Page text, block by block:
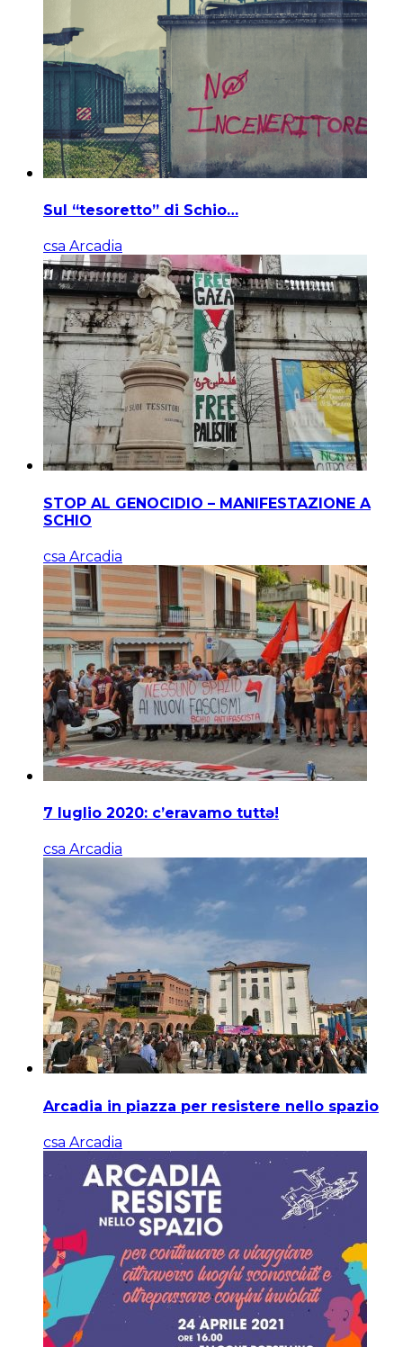
Sul “tesoretto” di Schio…
csa Arcadia
STOP AL GENOCIDIO – MANIFESTAZIONE A
SCHIO
csa Arcadia
7 luglio 2020: c’eravamo tuttə!
csa Arcadia
Arcadia in piazza per resistere nello spazio
csa Arcadia